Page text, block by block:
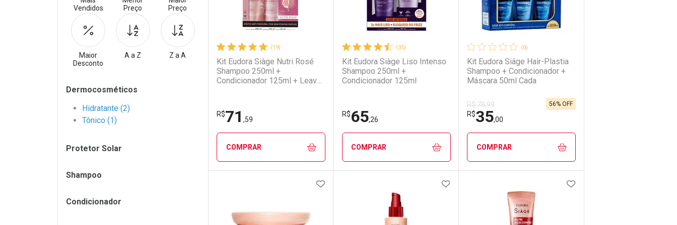
(19)
Kit Eudora Siàge Nutri Rosé
Shampoo 250ml +
Condicionador 125ml + Leave-
R$71 ,59
COMPRAR
FECHAR
Laboratório
FECHAR
Por Menos
(35)
Kit Eudora Siàge Liso Intenso
Shampoo 250ml +
Condicionador 125ml
R$65,26
COMPRAR
FECHAR
Laboratório
FECHAR
Por Menos
(0)
Kit Eudora Siàge Hair-Plastia
Shampoo + Condicionador +
Máscara 50ml Cada
R$ 78,99
R$35,00
56% OFF
COMPRAR
FECHAR
Laboratório
FECHAR
Por Menos
ADICIONAR AOS FAVORITOS ADICIONAR AOS FAVORITOS ADICIONAR AOS
Vendidos
Preço
Preço
Maior
Desconto
A a Z Z a A
Filtros
Dermocosméticos
Hidratante (2)
Tônico (1)
Protetor Solar
Shampoo
Condicionador